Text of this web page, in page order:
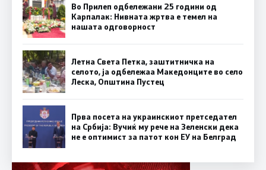
Во Прилеп одбележани 25 години од
Карпалак: Нивната жртва е темел на
нашата одговорност
Летна Света Петка, заштитничка на
селото, ја одбележаа Македонците во село
Леска, Општина Пустец
Прва посета на украинскиот претседател
на Србија: Вучиќ му рече на Зеленски дека
не е оптимист за патот кон ЕУ на Белград